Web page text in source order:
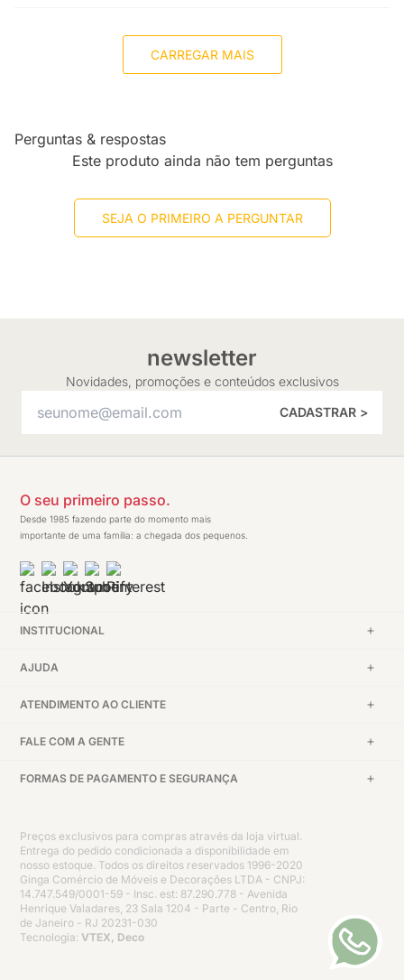
CARREGAR MAIS
Perguntas & respostas
Este produto ainda não tem perguntas
SEJA O PRIMEIRO A PERGUNTAR
newsletter
Novidades, promoções e conteúdos exclusivos
CADASTRAR >
O seu primeiro passo.
Desde 1985 fazendo parte do momento mais
importante de uma família: a chegada dos pequenos.
INSTITUCIONAL
AJUDA
ATENDIMENTO AO CLIENTE
FALE COM A GENTE
FORMAS DE PAGAMENTO E SEGURANÇA
Preços exclusivos para compras através da loja virtual.
Entrega do pedido condicionada a disponibilidade em
nosso estoque. Todos os direitos reservados 1996-2020
Ginga Comércio de Móveis e Decorações LTDA - CNPJ:
14.747.549/0001-59 - Insc. est: 87.290.778 - Avenida
Henrique Valadares, 23 Sala 1204 - Parte - Centro, Rio
de Janeiro - RJ 20231-030
Tecnologia: VTEX, Deco